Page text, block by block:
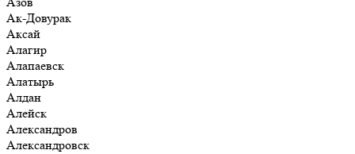
Ак-Довурак
Аксай
Алагир
Алапаевск
Алатырь
Алдан
Алейск
Александров
Александровск